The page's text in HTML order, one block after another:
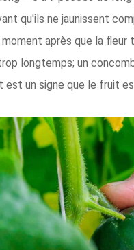
qu'ils ne jaunissent
après que la fleur
longtemps; un
un signe que le fruit